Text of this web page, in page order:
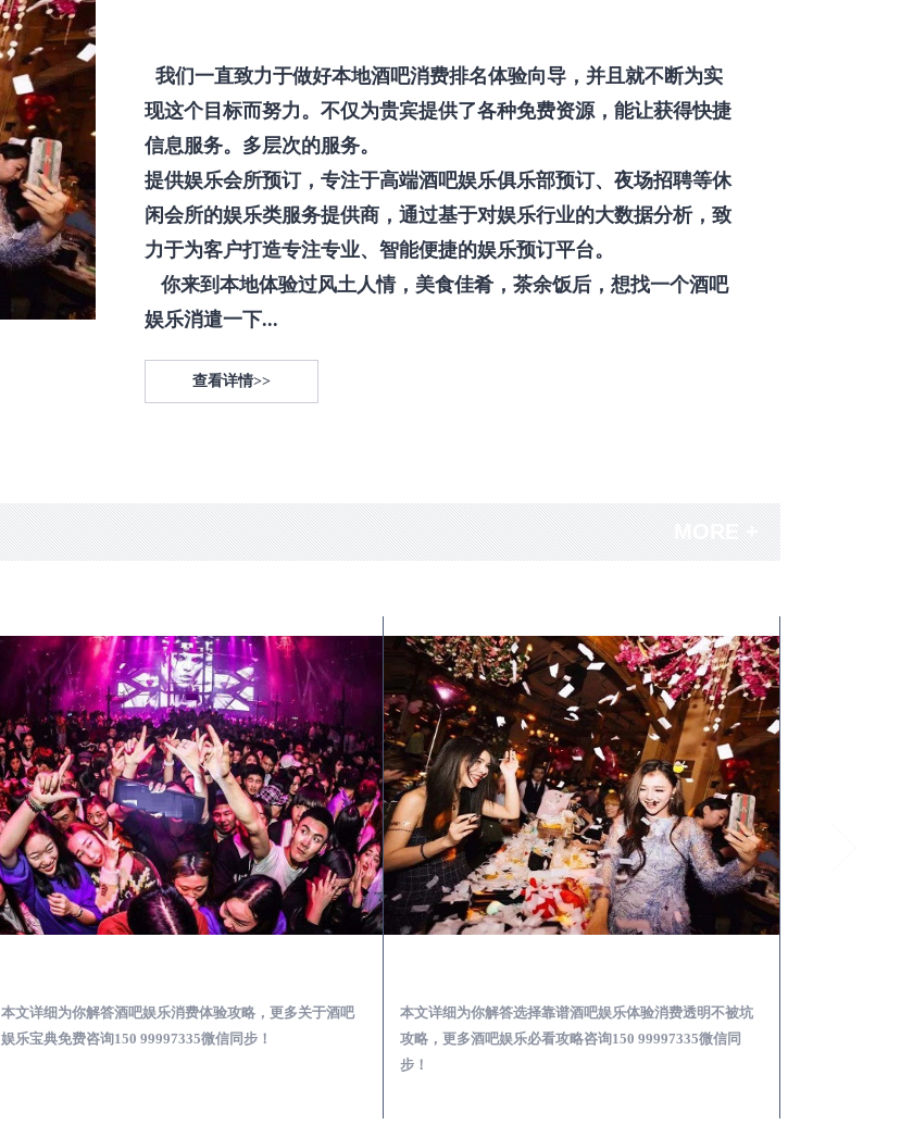
我们一直致力于做好本地酒吧消费排名体验向导，并且就不断为实
现这个目标而努力。不仅为贵宾提供了各种免费资源，能让获得快捷
信息服务。多层次的服务。
提供娱乐会所预订，专注于高端酒吧娱乐俱乐部预订、夜场招聘等休
闲会所的娱乐类服务提供商，通过基于对娱乐行业的大数据分析，致
力于为客户打造专注专业、智能便捷的娱乐预订平台。
你来到本地体验过风土人情，美食佳肴，茶余饭后，想找一个酒吧
娱乐消遣一下...
查看详情>>
本文详细为你解答酒吧娱乐消费体验攻略，更多关于酒吧
娱乐宝典免费咨询150 99997335微信同步！
本文详细为你解答选择靠谱酒吧娱乐体验消费透明不被坑
攻略，更多酒吧娱乐必看攻略咨询150 99997335微信同
步！